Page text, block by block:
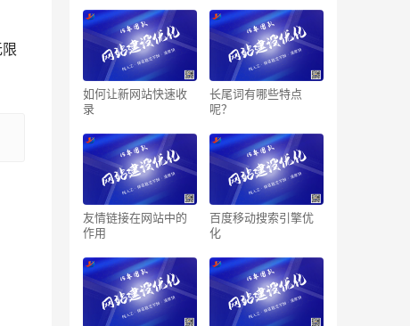
如何让新网站快速收
录
长尾词有哪些特点
呢？
友情链接在网站中的
作用
百度移动搜索引擎优
化